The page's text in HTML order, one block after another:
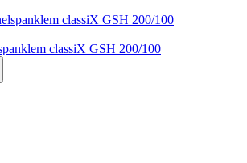
classiX GSH 200/100